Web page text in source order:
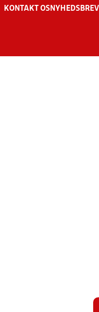
KONTAKT OS NYHEDSBREV